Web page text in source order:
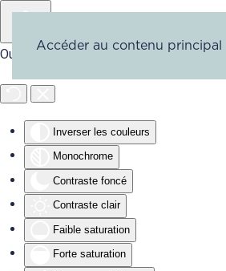
Outils d'accessibilité
Inverser les couleurs
Monochrome
Contraste foncé
Contraste clair
Faible saturation
Forte saturation
Accéder au contenu principal